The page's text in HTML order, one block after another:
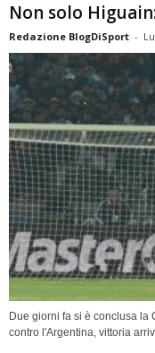
Non solo
Redazione BlogDiSport -
Due giorni fa si è conclusa la
contro l'Argentina, vittoria